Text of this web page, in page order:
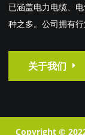
已涵盖电力电缆、
种之多。公司拥有
关于我们
Copyright ©